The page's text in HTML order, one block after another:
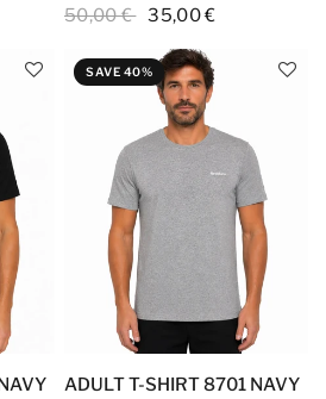
50,00 € 35,00 €
SAVE 40%
ADULT T-SHIRT 8701 NAVY